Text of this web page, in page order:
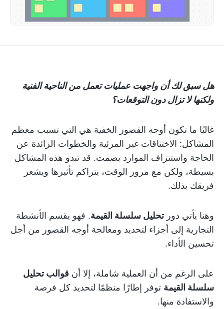
هل سبق لك أن واجهت عمليات تعمل من الناحية الفنية
ولكنها لا تزال دون التوقعات؟
غالبًا ما تكون أوجه القصور الخفية هي التي تسبب معظم
المشاكل: الاختناقات غير المرئية والخطوات الزائدة عن
الحاجة واستنزاف الموارد بصمت. قد تبدو هذه المشاكل
بسيطة، ولكن مع مرور الوقت، يتراكم تأثيرها ويشعر
فريقك بذلك.
وهنا يأتي دورتحليل سلسلة القيمة. فهو يقسم الأنشطة
التجارية إلى أجزاء لتحديد ومعالجة أوجه القصور من أجل
تحسين الأداء.
على الرغم من أن العملية شاملة، إلا أن قوالب تحليل
سلسلة القيمة توفر إطارًا منظمًا لتحديد كل فرصة
والاستفادة منها.